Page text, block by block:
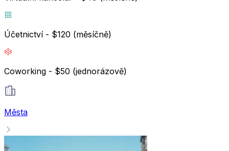
Účetnictví - $120 (měsíčně)
Coworking - $50 (jednorázově)
Města